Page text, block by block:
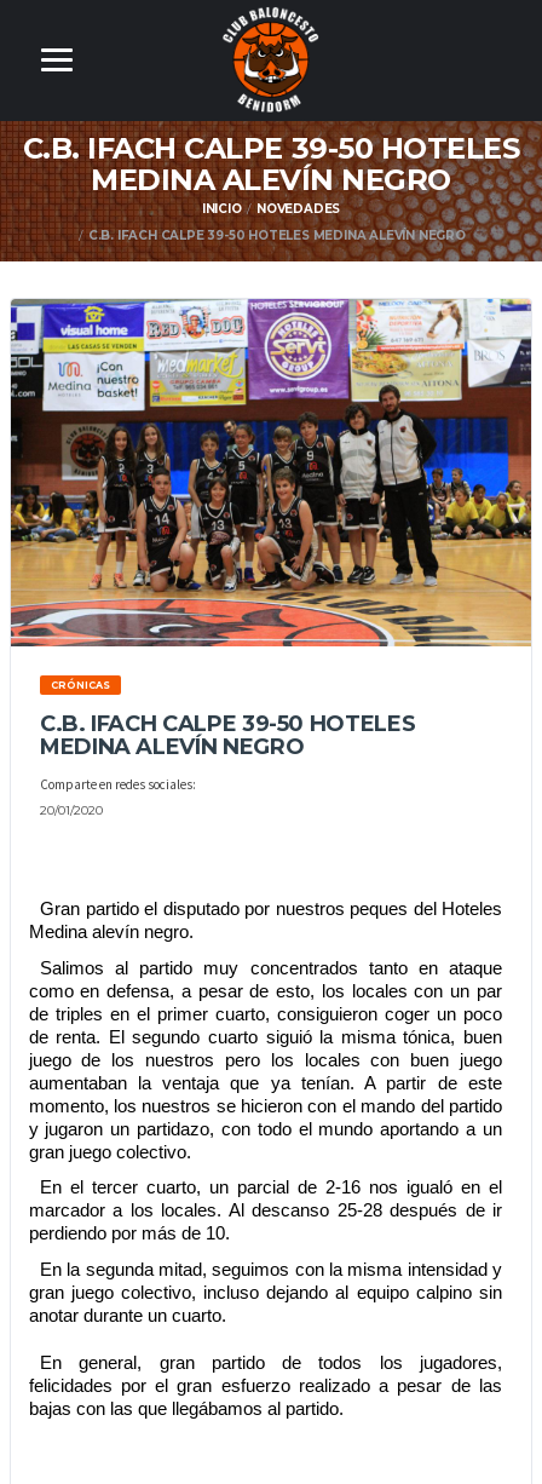
C.B. IFACH CALPE 39-50 HOTELES
MEDINA ALEVÍN NEGRO
INICIO
NOVEDADES
C.B. IFACH CALPE 39-50 HOTELES MEDINA ALEVÍN NEGRO
CRÓNICAS
C.B. IFACH CALPE 39-50 HOTELES
MEDINA ALEVÍN NEGRO
Comparte en redes sociales:
20/01/2020
Gran partido el disputado por nuestros peques del Hoteles
Medina alevín negro.
Salimos al partido muy concentrados tanto en ataque
como en defensa, a pesar de esto, los locales con un par
de triples en el primer cuarto, consiguieron coger un poco
de renta. El segundo cuarto siguió la misma tónica, buen
juego de los nuestros pero los locales con buen juego
aumentaban la ventaja que ya tenían. A partir de este
momento, los nuestros se hicieron con el mando del partido
y jugaron un partidazo, con todo el mundo aportando a un
gran juego colectivo.
En el tercer cuarto, un parcial de 2-16 nos igualó en el
marcador a los locales. Al descanso 25-28 después de ir
perdiendo por más de 10.
En la segunda mitad, seguimos con la misma intensidad y
gran juego colectivo, incluso dejando al equipo calpino sin
anotar durante un cuarto.
En general, gran partido de todos los jugadores,
felicidades por el gran esfuerzo realizado a pesar de las
bajas con las que llegábamos al partido.